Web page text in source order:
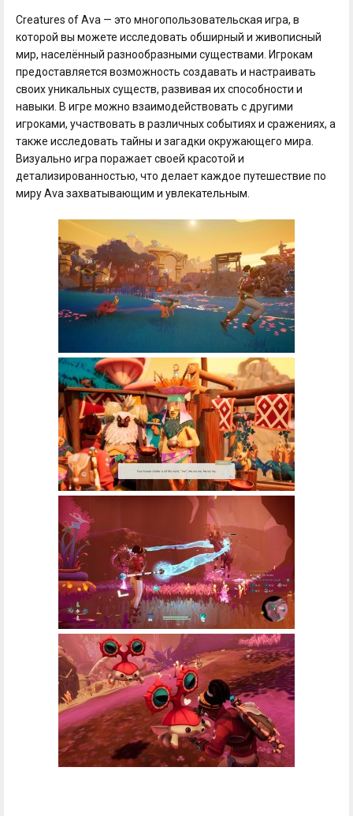
Creatures of Ava — это многопользовательская игра, в
которой вы можете исследовать обширный и живописный
мир, населённый разнообразными существами. Игрокам
предоставляется возможность создавать и настраивать
своих уникальных существ, развивая их способности и
навыки. В игре можно взаимодействовать с другими
игроками, участвовать в различных событиях и сражениях, а
также исследовать тайны и загадки окружающего мира.
Визуально игра поражает своей красотой и
детализированностью, что делает каждое путешествие по
миру Ava захватывающим и увлекательным.